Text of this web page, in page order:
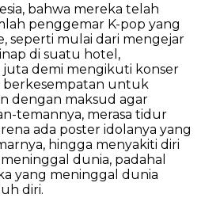
bahwa mereka telah
penggemar K-pop yang
seperti mulai dari mengejar
di suatu hotel,
demi mengikuti konser
berkesempatan untuk
dengan maksud agar
temannya, merasa tidur
ada poster idolanya yang
hingga menyakiti diri
dunia, padahal
yang meninggal dunia
diri.